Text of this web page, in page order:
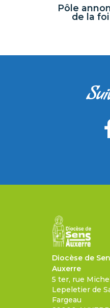
Pôle
de la foi
Diocèse de
Auxerre
5 ter, rue
Lepeletier de
Fargeau